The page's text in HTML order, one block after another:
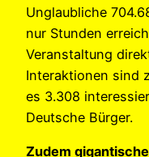
Unglaubliche
nur Stunden
Veranstaltung
Interaktionen sind
es 3.308
Deutsche Bürger.
Zudem